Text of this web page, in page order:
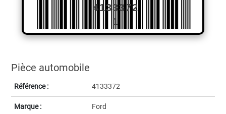
Pièce automobile
Référence : 4133372
Marque : Ford
4133372
1